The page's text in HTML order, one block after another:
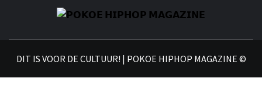
DIT IS VOOR DE CULTUUR! | POKOE HIPHOP MAGAZINE ©